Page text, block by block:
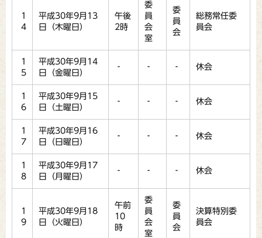
1
4
平成30年9月13
日（木曜日）
午後
2時
委
員
会
室
委
員
会
総務常任委
員会
1
5
平成30年9月14
日（金曜日）
‐ ‐ ‐ 休会
1
6
平成30年9月15
日（土曜日）
‐ ‐ ‐ 休会
1
7
平成30年9月16
日（日曜日）
‐ ‐ ‐ 休会
1
8
平成30年9月17
日（月曜日）
‐ ‐ ‐ 休会
1
9
平成30年9月18
日（火曜日）
午前
10
時
委
員
会
室
委
員
会
決算特別委
員会